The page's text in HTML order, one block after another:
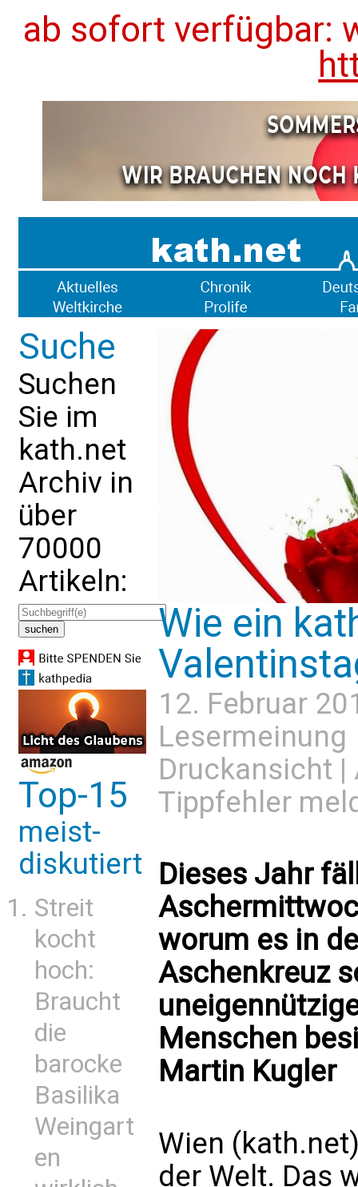
ab sofort verfügbar:
Suche
Suchen
Sie im
kath.net
Archiv in
über
70000
Artikeln:
Top-15
meist-
diskutiert
Streit
kocht
hoch:
Braucht
die
barocke
Basilika
Weingart
en
Wie ein
12. Februar
Lesermeinung
Druckansicht |
Tippfehler
Dieses Jahr
worum es in
Aschenkreuz
Menschen
Martin Kugler
Wien
der Welt. Das